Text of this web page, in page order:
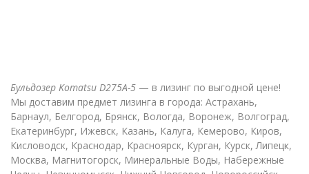
Бульдозер Komatsu D275A-5 — в лизинг по выгодной цене!
Мы доставим предмет лизинга в города: Астрахань,
Барнаул, Белгород, Брянск, Вологда, Воронеж, Волгоград,
Екатеринбург, Ижевск, Казань, Калуга, Кемерово, Киров,
Кисловодск, Краснодар, Красноярск, Курган, Курск, Липецк,
Москва, Магнитогорск, Минеральные Воды, Набережные